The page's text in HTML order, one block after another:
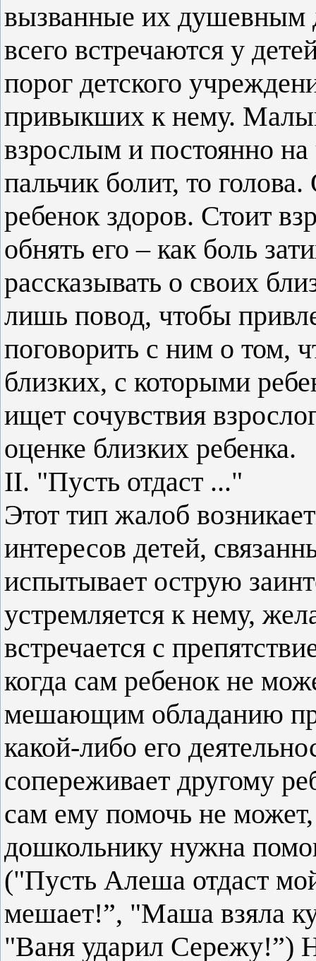
вызванные их
всего встречаются у
порог детского
привыкших к нему.
взрослым и постоянно на
пальчик болит, то
ребенок здоров. Стоит
обнять его – как боль
рассказывать о своих
лишь повод, чтобы
поговорить с ним о том,
близких, с которыми
ищет сочувствия
оценке близких ребенка.
II. "Пусть отдаст ..."
Этот тип жалоб
интересов детей,
испытывает острую
устремляется к нему,
встречается с
когда сам ребенок не
мешающим обладанию
какой-либо его
сопереживает другому
сам ему помочь не может,
дошкольнику нужна
("Пусть Алеша отдаст
мешает!”, "Маша взяла
"Ваня ударил Сережу!”)